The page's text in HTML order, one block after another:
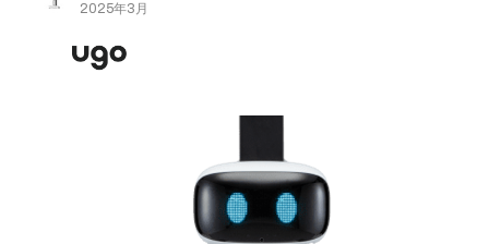
2025年3月